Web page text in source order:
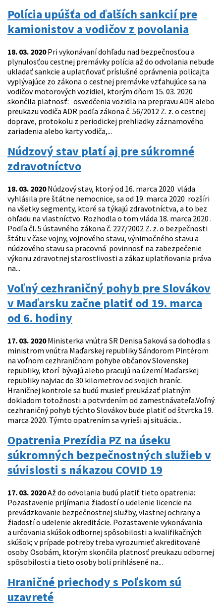
Polícia upúšťa od ďalších sankcií pre
kamionistov a vodičov z povolania
18. 03. 2020Pri vykonávaní dohľadu nad bezpečnosťou a
plynulosťou cestnej premávky polícia až do odvolania nebude
ukladať sankcie a uplatňovať príslušné oprávnenia policajta
vyplývajúce zo zákona o cestnej premávke vzťahujúce sa na
vodičov motorových vozidiel, ktorým dňom 15. 03. 2020
skončila platnosť: osvedčenia vozidla na prepravu ADR alebo
preukazu vodiča ADR podľa zákona č. 56/2012 Z. z. o cestnej
doprave, protokolu z periodickej prehliadky záznamového
zariadenia alebo karty vodiča,...
Núdzový stav platí aj pre súkromné
zdravotníctvo
18. 03. 2020Núdzový stav, ktorý od 16. marca 2020 vláda
vyhlásila pre štátne nemocnice, sa od 19. marca 2020 rozšíri
na všetky segmenty, ktoré sa týkajú zdravotníctva, a to bez
ohľadu na vlastníctvo. Rozhodla o tom vláda 18. marca 2020 .
Podľa čl. 5 ústavného zákona č. 227/2002 Z. z. o bezpečnosti
štátu v čase vojny, vojnového stavu, výnimočného stavu a
núdzového stavu sa pracovná povinnosť na zabezpečenie
výkonu zdravotnej starostlivosti a zákaz uplatňovania práva
na...
Voľný cezhraničný pohyb pre Slovákov
v Maďarsku začne platiť od 19. marca
od 6. hodiny
17. 03. 2020Ministerka vnútra SR Denisa Saková sa dohodla s
ministrom vnútra Maďarskej republiky Sándorom Pintérom
na voľnom cezhraničnom pohybe občanov Slovenskej
republiky, ktorí bývajú alebo pracujú na území Maďarskej
republiky najviac do 30 kilometrov od svojich hraníc.
Hraničnej kontrole sa budú musieť preukázať platným
dokladom totožnosti a potvrdením od zamestnávateľa.Voľný
cezhraničný pohyb týchto Slovákov bude platiť od štvrtka 19.
marca 2020. Týmto opatrením sa vyrieši aj situácia...
Opatrenia Prezídia PZ na úseku
súkromných bezpečnostných služieb v
súvislosti s nákazou COVID 19
17. 03. 2020Až do odvolania budú platiť tieto opatrenia:
Pozastavenie prijímania žiadostí o udelenie licencie na
prevádzkovanie bezpečnostnej služby, vlastnej ochrany a
žiadostí o udelenie akreditácie. Pozastavenie vykonávania
a určovania skúšok odbornej spôsobilosti a kvalifikačných
skúšok; v prípade potreby treba vyrozumieť akreditované
osoby. Osobám, ktorým skončila platnosť preukazu odbornej
spôsobilosti a tieto osoby boli prihlásené na...
Hraničné priechody s Poľskom sú
uzavreté